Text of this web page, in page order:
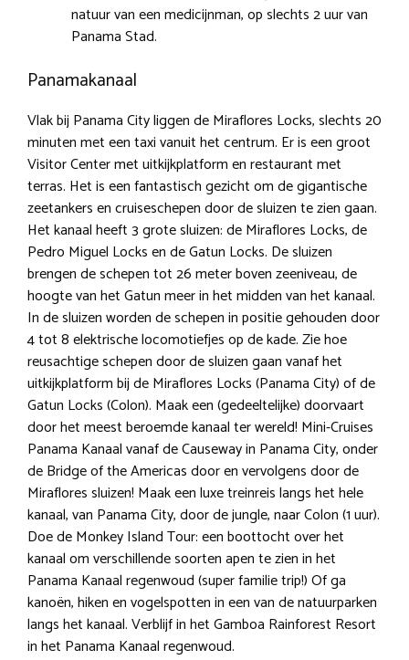
natuur van een medicijnman, op slechts 2 uur van
Panama Stad.
Panamakanaal
Vlak bij Panama City liggen de Miraflores Locks, slechts 20
minuten met een taxi vanuit het centrum. Er is een groot
Visitor Center met uitkijkplatform en restaurant met
terras. Het is een fantastisch gezicht om de gigantische
zeetankers en cruiseschepen door de sluizen te zien gaan.
Het kanaal heeft 3 grote sluizen: de Miraflores Locks, de
Pedro Miguel Locks en de Gatun Locks. De sluizen
brengen de schepen tot 26 meter boven zeeniveau, de
hoogte van het Gatun meer in het midden van het kanaal.
In de sluizen worden de schepen in positie gehouden door
4 tot 8 elektrische locomotiefjes op de kade. Zie hoe
reusachtige schepen door de sluizen gaan vanaf het
uitkijkplatform bij de Miraflores Locks (Panama City) of de
Gatun Locks (Colon). Maak een (gedeeltelijke) doorvaart
door het meest beroemde kanaal ter wereld! Mini-Cruises
Panama Kanaal vanaf de Causeway in Panama City, onder
de Bridge of the Americas door en vervolgens door de
Miraflores sluizen! Maak een luxe treinreis langs het hele
kanaal, van Panama City, door de jungle, naar Colon (1 uur).
Doe de Monkey Island Tour: een boottocht over het
kanaal om verschillende soorten apen te zien in het
Panama Kanaal regenwoud (super familie trip!) Of ga
kanoën, hiken en vogelspotten in een van de natuurparken
langs het kanaal. Verblijf in het Gamboa Rainforest Resort
in het Panama Kanaal regenwoud.